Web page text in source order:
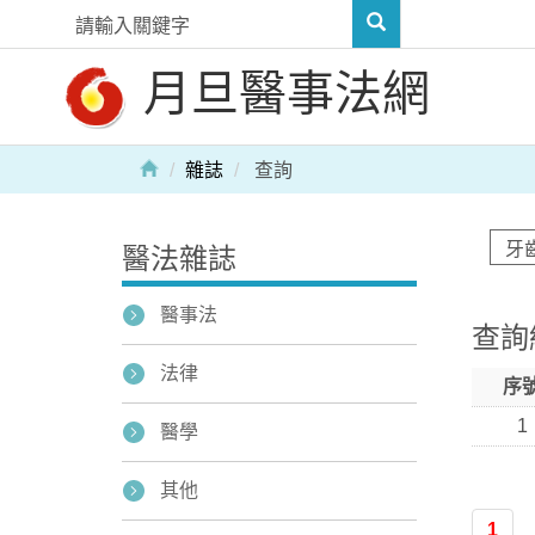
月旦醫事法網
雜誌 查詢
查
序
1
1
醫法雜誌
醫事法
法律
醫學
其他